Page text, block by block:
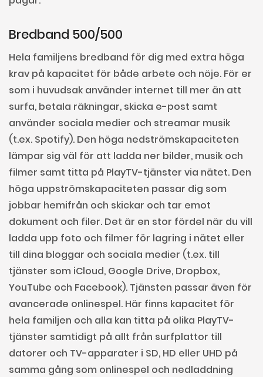
Bredband 500/500
Hela familjens bredband för dig med extra höga
krav på kapacitet för både arbete och nöje. För er
som i huvudsak använder internet till mer än att
surfa, betala räkningar, skicka e-post samt
använder sociala medier och streamar musik
(t.ex. Spotify). Den höga nedströmskapaciteten
lämpar sig väl för att ladda ner bilder, musik och
filmer samt titta på PlayTV-tjänster via nätet. Den
höga uppströmskapaciteten passar dig som
jobbar hemifrån och skickar och tar emot
dokument och filer. Det är en stor fördel när du vill
ladda upp foto och filmer för lagring i nätet eller
till dina bloggar och sociala medier (t.ex. till
tjänster som iCloud, Google Drive, Dropbox,
YouTube och Facebook). Tjänsten passar även för
avancerade onlinespel. Här finns kapacitet för
hela familjen och alla kan titta på olika PlayTV-
tjänster samtidigt på allt från surfplattor till
datorer och TV-apparater i SD, HD eller UHD på
samma gång som onlinespel och nedladdning